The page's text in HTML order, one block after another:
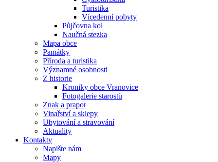
Turistika
Vícedenní pobyty
Půjčovna kol
Naučná stezka
Mapa obce
Památky
Příroda a turistika
Významné osobnosti
Z historie
Kroniky obce Vranovice
Fotogalerie starostů
Znak a prapor
Vinařství a sklepy
Ubytování a stravování
Aktuality
Kontakty
Napište nám
Mapy